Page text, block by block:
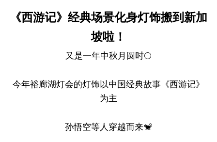
《西游记》经典场景化身灯饰搬到新加
坡啦！
又是一年中秋月圆时🌕
今年裕廊湖灯会的灯饰以中国经典故事《西游记》
为主
孙悟空等人穿越而来🐒